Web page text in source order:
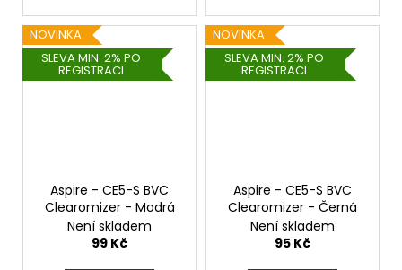
NOVINKA
SLEVA MIN. 2% PO
REGISTRACI
Aspire - CE5-S BVC
Clearomizer - Modrá
Není skladem
99 Kč
NOVINKA
SLEVA MIN. 2% PO
REGISTRACI
Aspire - CE5-S BVC
Clearomizer - Černá
Není skladem
95 Kč